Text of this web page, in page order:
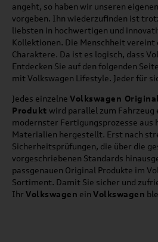
angeht, so haben wir unseren
vorgeben. Ihn wiederzufinden ist
liebsten in hochwertigen und
Kollektionen. Die Menschheit
Charaktere. Da ist es logisch, dass
Entdecken Sie auf den folgenden
mit Volkswagen Lifestyle. Jeder für
Jedes einzelne Volkswagen
Produkt wird parallel zum
modernster Fertigungsprozesse aus
Materialien hergestellt. Erst nach
Sicherheitsprüfungen, die über die
vorgeschriebenen Standards
passgenauen Original Produkte im
Sortiment. Damit Sie sicher und
Ihr Volkswagen ein Volkswagen